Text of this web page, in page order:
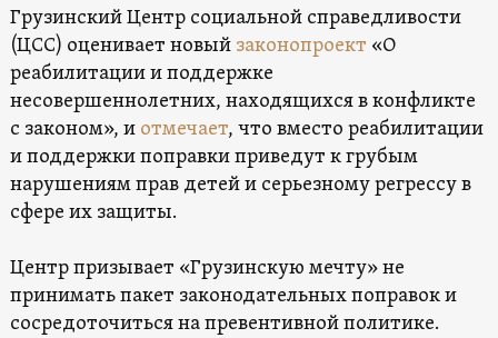
Грузинский Центр социальной справедливости
(ЦСС) оценивает новый законопроект «О
реабилитации и поддержке
несовершеннолетних, находящихся в конфликте
с законом», и отмечает, что вместо реабилитации
и поддержки поправки приведут к грубым
нарушениям прав детей и серьезному регрессу в
сфере их защиты.
Центр призывает «Грузинскую мечту» не
принимать пакет законодательных поправок и
сосредоточиться на превентивной политике.